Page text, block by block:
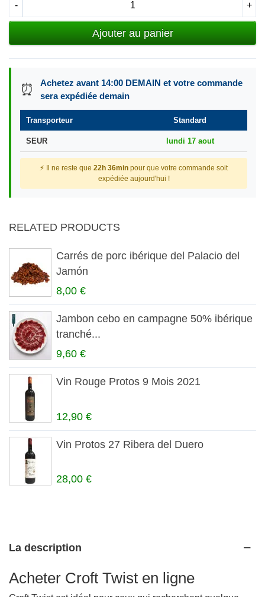
- +
Ajouter au panier
⏰
Achetez avant 14:00 DEMAIN et votre commande
sera expédiée demain
Transporteur Standard
SEUR lundi 17 aout
⚡ Il ne reste que 22h 36min pour que votre commande soit
expédiée aujourd'hui !
RELATED PRODUCTS
Carrés de porc ibérique del Palacio del
Jamón
8,00 €
Jambon cebo en campagne 50% ibérique
tranché...
9,60 €
Vin Rouge Protos 9 Mois 2021
12,90 €
Vin Protos 27 Ribera del Duero
28,00 €
La description
Acheter Croft Twist en ligne